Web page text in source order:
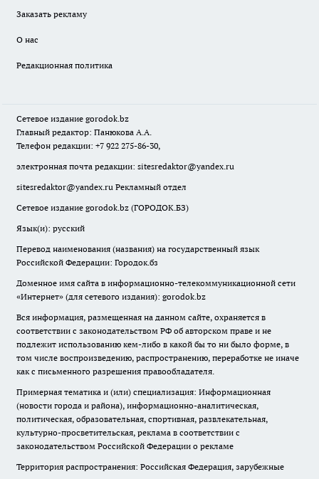
Заказать рекламу
О нас
Редакционная политика
Сетевое издание gorodok.bz
Главный редактор: Панюкова А.А.
Телефон редакции: +7 922 275-86-30,
электронная почта редакции: sitesredaktor@yandex.ru
sitesredaktor@yandex.ru Рекламный отдел
Сетевое издание gorodok.bz (ГОРОДОК.БЗ)
Язык(и): русский
Перевод наименования (названия) на государственный язык
Российской Федерации: Городок.бз
Доменное имя сайта в информационно-телекоммуникационной сети
«Интернет» (для сетевого издания): gorodok.bz
Вся информация, размещенная на данном сайте, охраняется в
соответствии с законодательством РФ об авторском праве и не
подлежит использованию кем-либо в какой бы то ни было форме, в
том числе воспроизведению, распространению, переработке не иначе
как с письменного разрешения правообладателя.
Примерная тематика и (или) специализация: Информационная
(новости города и района), информационно-аналитическая,
политическая, образовательная, спортивная, развлекательная,
культурно-просветительская, реклама в соответствии с
законодательством Российской Федерации о рекламе
Территория распространения: Российская Федерация, зарубежные